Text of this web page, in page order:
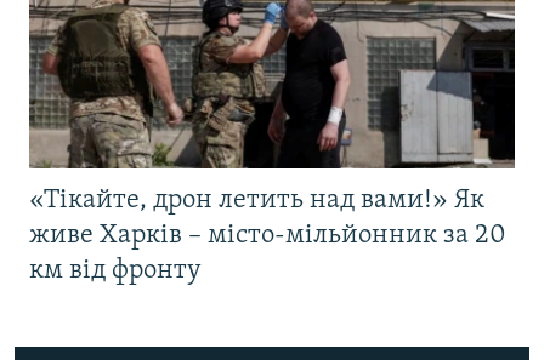
«Тікайте, дрон летить над вами!» Як
живе Харків – місто-мільйонник за 20
км від фронту